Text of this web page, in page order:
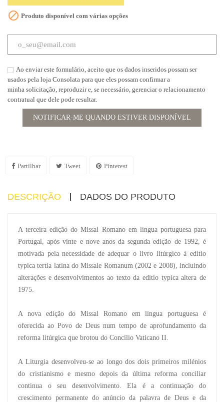
 Produto disponível com várias opções
Ao enviar este formulário, aceito que os dados inseridos possam ser
usados pela loja Consolata para que eles possam confirmar a
minha solicitação, reproduzir e, se necessário, gerenciar o relacionamento
contratual que dele pode resultar.
NOTIFICAR-ME QUANDO ESTIVER DISPONÍVEL
Partilhar Tweet Pinterest
DESCRIÇÃO DADOS DO PRODUTO
A terceira edição do Missal Romano em língua portuguesa para
Portugal, após vinte e nove anos da segunda edição de 1992, é
motivada pela necessidade de adequar o livro litúrgico à editio
typica tertia latina do Missale Romanum (2002 e 2008), incluindo
alterações e desenvolvimentos ao texto da editio typica altera de
1975.
A nova edição do Missal Romano em língua portuguesa é
oferecida ao Povo de Deus num tempo de aprofundamento da
reforma litúrgica que brotou do Concílio Vaticano II.
A Liturgia desenvolveu-se ao longo dos dois primeiros milénios
do cristianismo e mesmo depois da última reforma conciliar
continua o seu desenvolvimento. Ela é a continuação do
crescimento permanente do anúncio da palavra de Deus e da